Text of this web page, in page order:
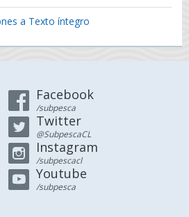
a Texto íntegro
Facebook
/subpesca
Twitter
@SubpescaCL
Instagram
/subpescacl
Youtube
/subpesca